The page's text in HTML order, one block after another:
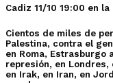
Cadiz 11/10 19:00 en
Cientos de miles de
Palestina, contra el
en Roma, Estrasburgo
represión, en Londres,
en Irak, en Iran, en